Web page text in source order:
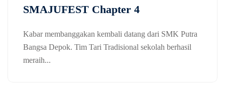
SMAJUFEST Chapter 4
Kabar membanggakan kembali datang dari SMK Putra
Bangsa Depok. Tim Tari Tradisional sekolah berhasil
meraih...